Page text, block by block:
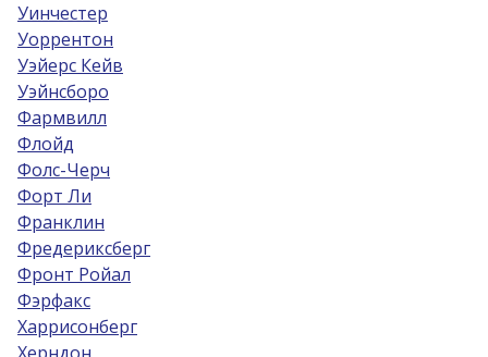
Уинчестер
Уоррентон
Уэйерс Кейв
Уэйнсборо
Фармвилл
Флойд
Фолс-Черч
Форт Ли
Франклин
Фредериксберг
Фронт Ройал
Фэрфакс
Харрисонберг